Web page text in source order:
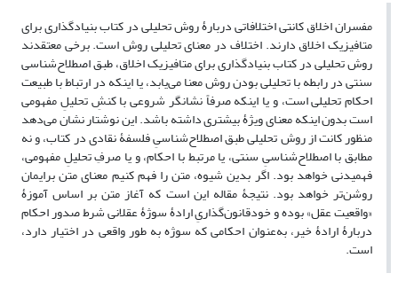
مفسران اخلاق کانتی اختلافاتی دربارۀ روش تحلیلی در کتاب بنیادگذاری برای
متافیزیک اخلاق دارند. اختلاف در معنای تحلیلی روش است. برخی معتقدند
روش‌ تحلیلی در کتاب بنیادگذاری برای متافیزیک اخلاق، طبق اصطلاح‌شناسی
سنتی در رابطه‌ با تحلیلی بودن روش معنا می‌یابد، یا اینکه در ارتباط با طبیعت
احکام تحلیلی است، و یا اینکه صرفاً نشانگر شروعی با کنشِ تحلیلِ مفهومی
است بدون اینکه معنای ویژۀ بیشتری داشته باشد. این نوشتار نشان می‌دهد
منظور کانت از روش تحلیلی طبق اصطلاح‌شناسیِ فلسفۀ نقادی در کتاب، و نه
مطابق با اصطلاح‌شناسیِ سنتی، یا مرتبط با احکام، و یا صرفِ تحلیلِ مفهومی،
فهمیدنی خواهد بود. اگر بدین شیوه، متن را فهم کنیم معنای متن برایمان
روشن‌تر خواهد بود. نتیجۀ مقاله این است که آغاز متن بر اساس آموزۀ
«واقعیت عقل» بوده و خودقانون‌گذاریِ ارادۀ سوژۀ عقلانی شرط صدور احکام
دربارۀ ارادۀ خیر، به‌عنوان احکامی که سوژه به طور واقعی در اختیار دارد،
است.